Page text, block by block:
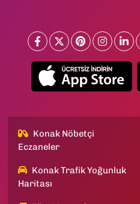
Konak Nöbetçi
Eczaneler
Konak Trafik Yoğunluk
Haritası